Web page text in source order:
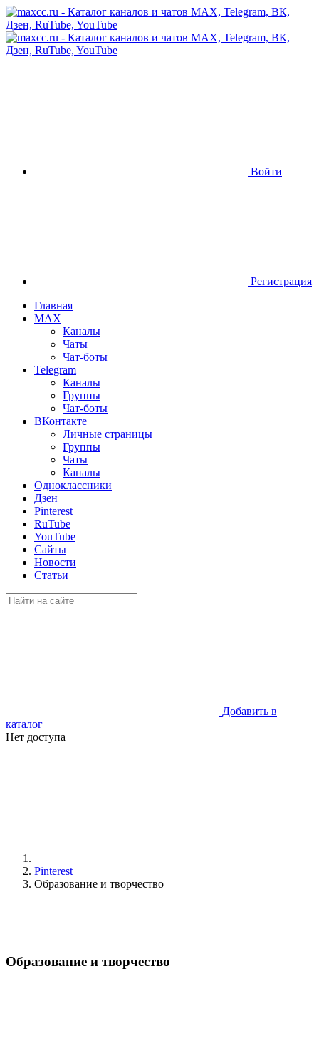
Войти
Регистрация
Главная
MAX
Каналы
Чаты
Чат-боты
Telegram
Каналы
Группы
Чат-боты
ВКонтакте
Личные страницы
Группы
Чаты
Каналы
Одноклассники
Дзен
Pinterest
RuTube
YouTube
Сайты
Новости
Статьи
Добавить в
каталог
Нет доступа
Pinterest
Образование и творчество
Образование и творчество